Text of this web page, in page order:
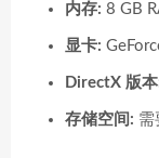
内存: 8 GB
显卡:
DirectX 版
存储空间: 需